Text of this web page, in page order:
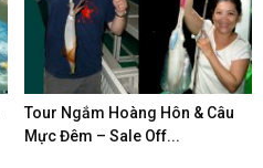
Tour Ngắm Hoàng Hôn & Câu
Mực Đêm – Sale Off...